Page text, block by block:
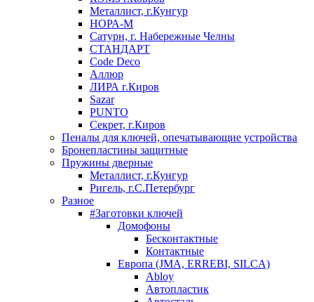
Металлист, г.Кунгур
НОРА-М
Сатурн, г. Набережные Челны
СТАНДАРТ
Code Deco
Аллюр
ЛИРА г.Киров
Sazar
PUNTO
Секрет, г.Киров
Пеналы для ключей, опечатывающие устройства
Бронепластины защитные
Пружины дверные
Металлист, г.Кунгур
Ригель, г.С.Петербург
Разное
#Заготовки ключей
Домофоны
Бесконтактные
Контактные
Европа (JMA, ERREBI, SILCA)
Abloy
Автопластик